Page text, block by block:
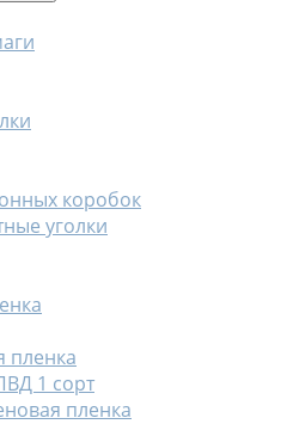
коробок
уголки
пленка
1 сорт
пленка